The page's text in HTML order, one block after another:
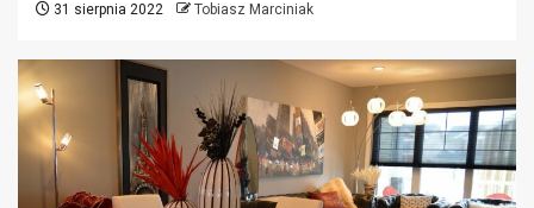
31 sierpnia 2022 Tobiasz Marciniak